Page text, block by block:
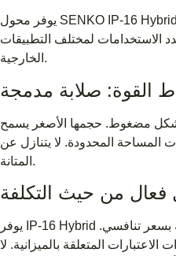
يوفر محول SENKO IP-16 Hybrid MPO توازنًا بين المتانة والفعالية
الاستخدامات لمختلف التطبيقات
الخارجية.
القوة: صلابة مدمجة
شكل مضغوط. حجمها الأصغر يسمح
المساحة المحدودة. لا يتنازل عن
المتانة.
فعال من حيث التكلفة
يوفر IP-16 Hybrid مستوى عالٍ من الحماية البيئية بسعر تنافسي.
الاعتبارات المتعلقة بالميزانية. لا